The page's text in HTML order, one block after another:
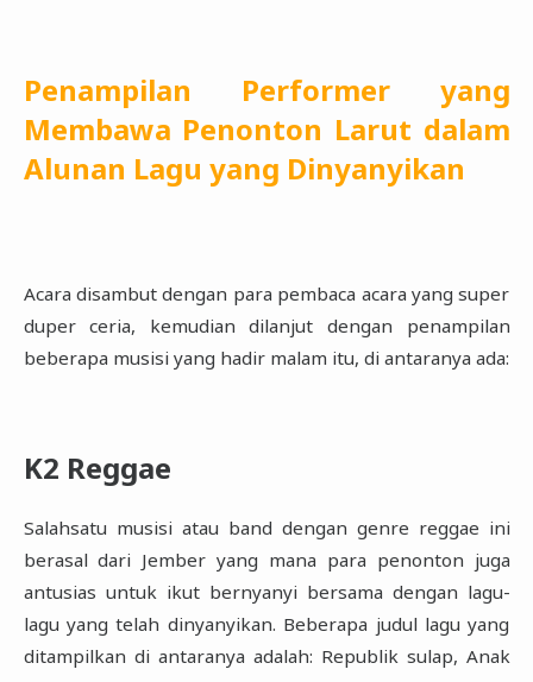
Penampilan Performer yang
Membawa Penonton Larut dalam
Alunan Lagu yang Dinyanyikan
Acara disambut dengan para pembaca acara yang super
duper ceria, kemudian dilanjut dengan ‎penampilan
beberapa musisi yang hadir malam itu, di antaranya ada:‎
K2 Reggae
Salahsatu musisi atau band dengan genre reggae ini
berasal dari Jember yang mana para penonton ‎juga
antusias untuk ikut bernyanyi bersama dengan lagu-
lagu yang telah dinyanyikan. Beberapa judul ‎lagu yang
ditampilkan di antaranya adalah: Republik sulap, Anak